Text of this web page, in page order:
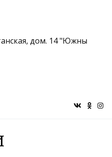
дом. 14 "Южны